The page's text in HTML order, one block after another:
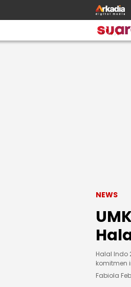
NEWS
Halal Indo
komitmen
Fabiola